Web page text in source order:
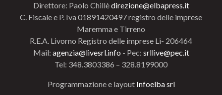
Direttore: Paolo Chillèdirezione@elbapress.it
C. Fiscale e P. Iva 01891420497 registro delle imprese
Maremma e Tirreno
R.E.A. Livorno Registro delle imprese Li- 206464
Mail: agenzia@livesrl.info - Pec: srllive@pec.it
Tel: 348.3803386 – 328.8199000
Programmazione e layout Infoelba srl